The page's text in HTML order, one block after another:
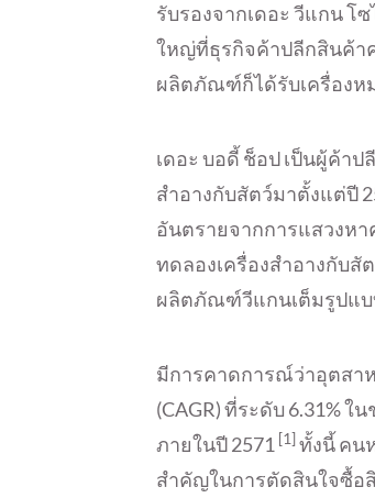
รับรองจากเดอะ วีแกน โ
ใหญ่ที่ธุรกิจค้าปลีกสินค้าค
ผลิตภัณฑ์ก็ได้รับเครื่องห
เดอะ บอดี้ ช็อป เป็นผู้ค้า
สำอางกับสัตว์มาตั้งแต่ปี
อันตรายจากการแสวงห
ทดลองเครื่องสำอางกับสั
ผลิตภัณฑ์วีแกนเต็มรูปแบ
มีการคาดการณ์ว่าอุตสา
(CAGR) ที่ระดับ 6.31%
ภายในปี 2571 [1] ทั้งนี้ คน
สำคัญในการตัดสินใจซื้อ